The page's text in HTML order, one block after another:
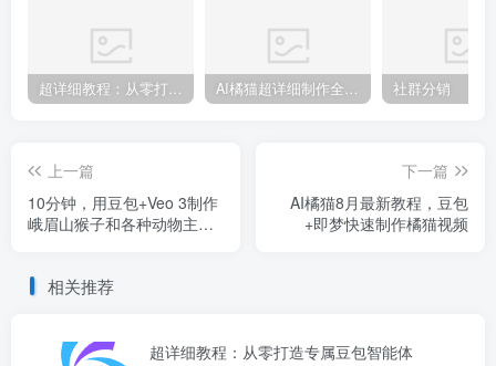
社群分销
上一篇
​10分钟，用豆包+Veo 3制作
峨眉山猴子和各种动物主播
下一篇
AI橘猫8月最新教程，豆包
+即梦快速制作橘猫视频
相关推荐
超详细教程：从零打造专属豆包智能体